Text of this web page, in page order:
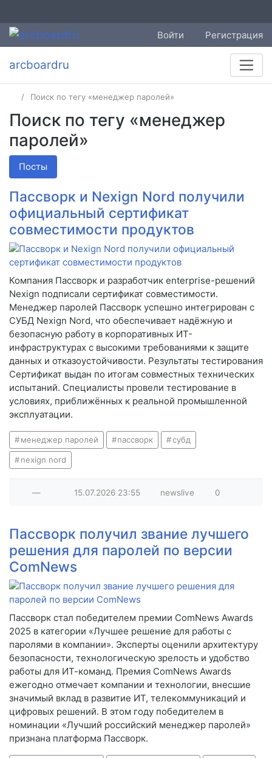
Войти Регистрация
arcboardru
Поиск по тегу «менеджер паролей»
Поиск по тегу «менеджер
паролей»
Посты
Пассворк и Nexign Nord получили
официальный сертификат
совместимости продуктов
Компания Пассворк и разработчик enterprise-решений
Nexign подписали сертификат совместимости.
Менеджер паролей Пассворк успешно интегрирован с
СУБД Nexign Nord, что обеспечивает надёжную и
безопасную работу в корпоративных ИТ-
инфраструктурах с высокими требованиями к защите
данных и отказоустойчивости. Результаты тестирования
Сертификат выдан по итогам совместных технических
испытаний. Специалисты провели тестирование в
условиях, приближённых к реальной промышленной
эксплуатации.
менеджер паролей пассворк субд
nexign nord
— 15.07.2026 23:55 newslive 0
Пассворк получил звание лучшего
решения для паролей по версии
ComNews
Пассворк стал победителем премии ComNews Awards
2025 в категории «Лучшее решение для работы с
паролями в компании». Эксперты оценили архитектуру
безопасности, технологическую зрелость и удобство
работы для ИТ-команд. Премия ComNews Awards
ежегодно отмечает компании и технологии, внесшие
значимый вклад в развитие ИТ, телекоммуникаций и
цифровых решений. В этом году победителем в
номинации «Лучший российский менеджер паролей»
признана платформа Пассворк.